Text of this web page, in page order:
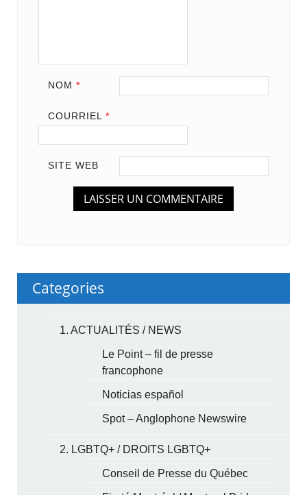
NOM *
COURRIEL *
SITE WEB
Categories
1. ACTUALITÉS / NEWS
Le Point – fil de presse
francophone
Noticias español
Spot – Anglophone Newswire
2. LGBTQ+ / DROITS LGBTQ+
Conseil de Presse du Québec